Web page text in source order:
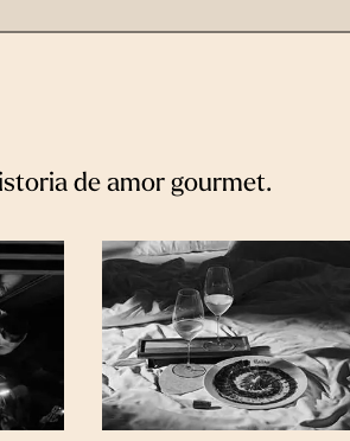
de amor gourmet.